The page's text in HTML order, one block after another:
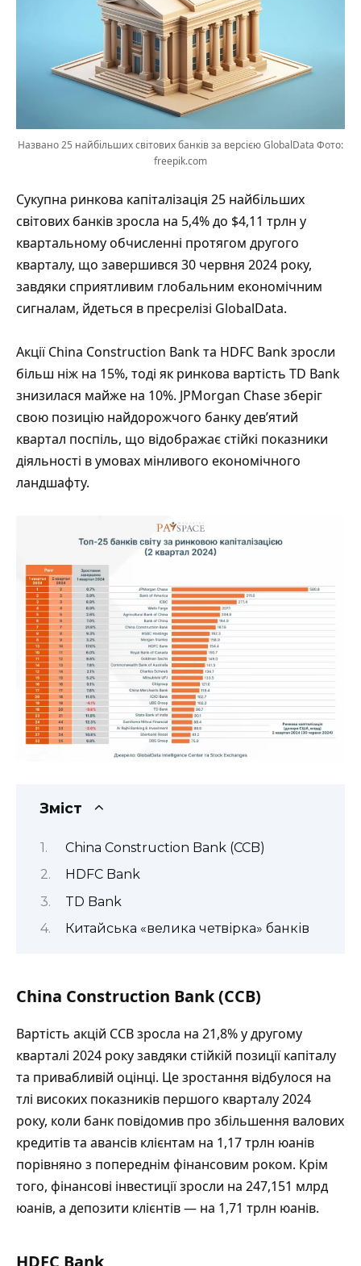
Названо 25 найбільших світових банків за версією GlobalData Фото:
freepik.com
Сукупна ринкова капіталізація 25 найбільших
світових банків зросла на 5,4% до $4,11 трлн у
квартальному обчисленні протягом другого
кварталу, що завершився 30 червня 2024 року,
завдяки сприятливим глобальним економічним
сигналам, йдеться в пресрелізі GlobalData.
Акції China Construction Bank та HDFC Bank зросли
більш ніж на 15%, тоді як ринкова вартість TD Bank
знизилася майже на 10%. JPMorgan Chase зберіг
свою позицію найдорожчого банку дев’ятий
квартал поспіль, що відображає стійкі показники
діяльності в умовах мінливого економічного
ландшафту.
Зміст
China Construction Bank (CCB)
HDFC Bank
TD Bank
Китайська «велика четвірка» банків
China Construction Bank (CCB)
Вартість акцій CCB зросла на 21,8% у другому
кварталі 2024 року завдяки стійкій позиції капіталу
та привабливій оцінці. Це зростання відбулося на
тлі високих показників першого кварталу 2024
року, коли банк повідомив про збільшення валових
кредитів та авансів клієнтам на 1,17 трлн юанів
порівняно з попереднім фінансовим роком. Крім
того, фінансові інвестиції зросли на 247,151 млрд
юанів, а депозити клієнтів — на 1,71 трлн юанів.